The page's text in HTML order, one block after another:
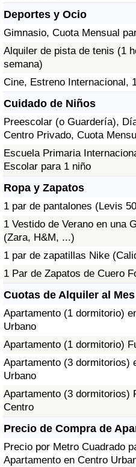
Deportes y Ocio
Gimnasio, Cuota Mensual
Alquiler de pista de tenis (1
semana)
Cine, Estreno Internacional,
Cuidado de Niños
Preescolar (o Guardería),
Centro Privado, Cuota
Escuela Primaria
Escolar para 1 niño
Ropa y Zapatos
1 par de pantalones (Levis
1 Vestido de Verano en una
(Zara, H&M, ...)
1 par de zapatillas Nike
1 Par de Zapatos de Cuero
Cuotas de Alquiler al Mes
Apartamento (1 dormitorio)
Urbano
Apartamento (1 dormitorio)
Apartamento (3 dormitorios)
Urbano
Apartamento (3 dormitorios)
Centro
Precio de Compra de
Precio por Metro Cuadrado
Apartamento en Centro